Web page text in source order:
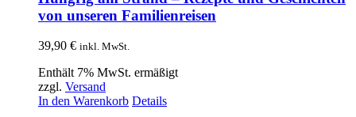
von unseren Familienreisen
39,90 € inkl. MwSt.
Enthält 7% MwSt. ermäßigt
zzgl. Versand
In den Warenkorb Details